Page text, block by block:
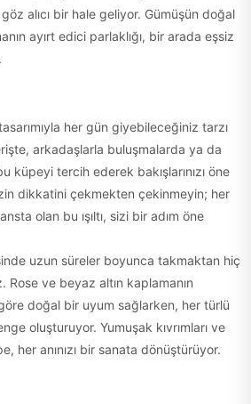
alıcı bir hale geliyor. Gümüşün doğal
ayırt edici parlaklığı, bir arada eşsiz
her gün giyebileceğiniz tarzı
arkadaşlarla buluşmalarda ya da
küpeyi tercih ederek bakışlarınızı öne
dikkatini çekmekten çekinmeyin; her
olan bu ışıltı, sizi bir adım öne
uzun süreler boyunca takmaktan hiç
Rose ve beyaz altın kaplamanın
doğal bir uyum sağlarken, her türlü
oluşturuyor. Yumuşak kıvrımları ve
her anınızı bir sanata dönüştürüyor.